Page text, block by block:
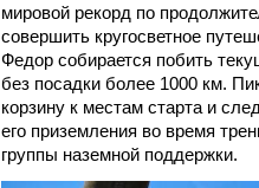
мировой рекорд по
совершить кругосветное
Федор собирается побить
без посадки более 1000 км.
корзину к местам старта и
его приземления во время
группы наземной поддержки.